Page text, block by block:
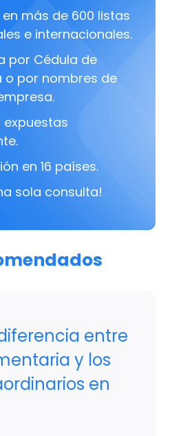
más de 600 listas
e internacionales.
por Cédula de
o por nombres de
expuestas
en 16 países.
sola consulta!
entre
y los
en